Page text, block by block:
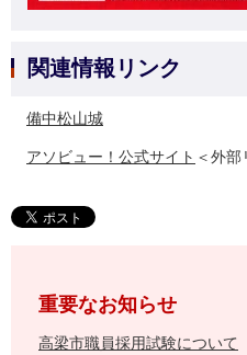
関連情報リンク
備中松山城
アソビュー！公式サイト ＜外部
重要なお知らせ
高梁市職員採用試験について